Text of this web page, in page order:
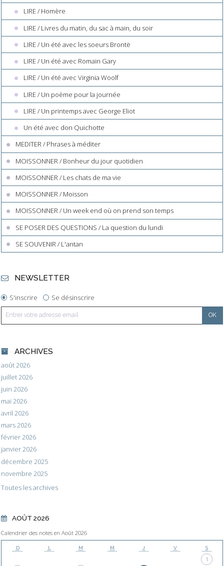
LIRE / Homère
LIRE / Livres du matin, du sac à main, du soir
LIRE / Un été avec les soeurs Brontë
LIRE / Un été avec Romain Gary
LIRE / Un été avec Virginia Woolf
LIRE / Un poème pour la journée
LIRE / Un printemps avec George Eliot
Un été avec don Quichotte
MEDITER / Phrases à méditer
MOISSONNER / Bonheur du jour quotidien
MOISSONNER / Les chats de ma vie
MOISSONNER / Moisson
MOISSONNER / Un week end où on prend son temps
SE POSER DES QUESTIONS / La question du lundi
SE SOUVENIR / L'antan
NEWSLETTER
S'inscrire Se désinscrire
ARCHIVES
août 2026
juillet 2026
juin 2026
mai 2026
avril 2026
mars 2026
février 2026
janvier 2026
décembre 2025
novembre 2025
Toutes les archives
AOÛT 2026
Calendrier des notes en Août 2026
D L M M J V S
1